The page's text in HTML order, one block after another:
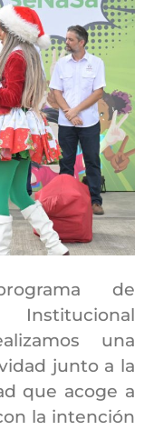
de
Institucional
una
junto a la
que acoge a
la intención